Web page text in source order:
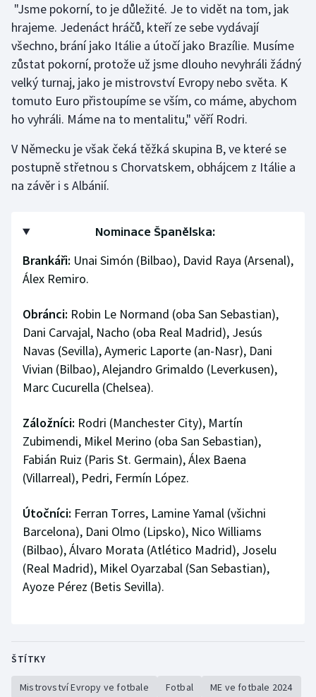
"Jsme pokorní, to je důležité. Je to vidět na tom, jak
hrajeme. Jedenáct hráčů, kteří ze sebe vydávají
všechno, brání jako Itálie a útočí jako Brazílie. Musíme
zůstat pokorní, protože už jsme dlouho nevyhráli žádný
velký turnaj, jako je mistrovství Evropy nebo světa. K
tomuto Euro přistoupíme se vším, co máme, abychom
ho vyhráli. Máme na to mentalitu," věří Rodri.
V Německu je však čeká těžká skupina B, ve které se
postupně střetnou s Chorvatskem, obhájcem z Itálie a
na závěr i s Albánií.
Nominace Španělska:
Brankáři: Unai Simón (Bilbao), David Raya (Arsenal),
Álex Remiro.
Obránci: Robin Le Normand (oba San Sebastian),
Dani Carvajal, Nacho (oba Real Madrid), Jesús
Navas (Sevilla), Aymeric Laporte (an-Nasr), Dani
Vivian (Bilbao), Alejandro Grimaldo (Leverkusen),
Marc Cucurella (Chelsea).
Záložníci: Rodri (Manchester City), Martín
Zubimendi, Mikel Merino (oba San Sebastian),
Fabián Ruiz (Paris St. Germain), Álex Baena
(Villarreal), Pedri, Fermín López.
Útočníci: Ferran Torres, Lamine Yamal (všichni
Barcelona), Dani Olmo (Lipsko), Nico Williams
(Bilbao), Álvaro Morata (Atlético Madrid), Joselu
(Real Madrid), Mikel Oyarzabal (San Sebastian),
Ayoze Pérez (Betis Sevilla).
ŠTÍTKY
Mistrovství Evropy ve fotbale Fotbal
ME ve fotbale 2024